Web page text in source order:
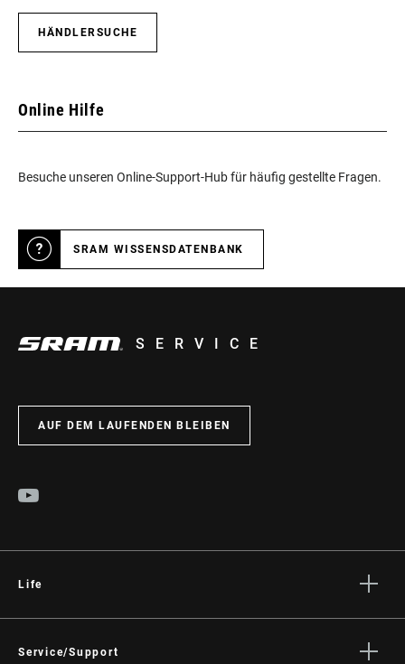
HÄNDLERSUCHE
Online Hilfe
Besuche unseren Online-Support-Hub für häufig gestellte Fragen.
SRAM WISSENSDATENBANK
SERVICE
AUF DEM LAUFENDEN BLEIBEN
Life
Kultur
Service/Support